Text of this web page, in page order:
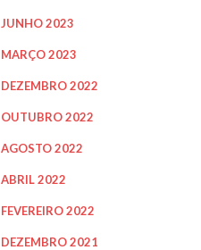
JUNHO 2023
MARÇO 2023
DEZEMBRO 2022
OUTUBRO 2022
AGOSTO 2022
ABRIL 2022
FEVEREIRO 2022
DEZEMBRO 2021